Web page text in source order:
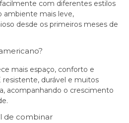
com diferentes estilos
ambiente mais leve,
desde os primeiros meses de
mais espaço, conforto e
resistente, durável e muitos
acompanhando o crescimento
de combinar